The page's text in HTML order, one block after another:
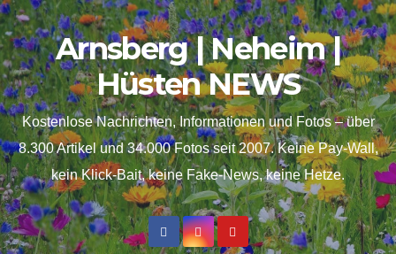
springen
Skip
to
content
Arnsberg | Neheim |
Hüsten NEWS
Kostenlose Nachrichten, Informationen und Fotos – über
8.300 Artikel und 34.000 Fotos seit 2007. Keine Pay-Wall,
kein Klick-Bait, keine Fake-News, keine Hetze.